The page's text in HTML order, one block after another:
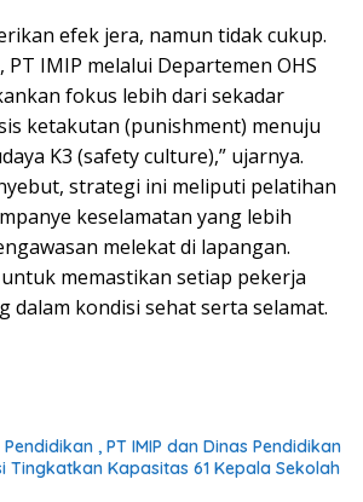
efek jera, namun tidak cukup.
IMIP melalui Departemen OHS
fokus lebih dari sekadar
ketakutan (punishment) menuju
K3 (safety culture),” ujarnya.
strategi ini meliputi pelatihan
keselamatan yang lebih
melekat di lapangan.
memastikan setiap pekerja
dalam kondisi sehat serta selamat.
, PT IMIP dan Dinas Pendidikan
Tingkatkan Kapasitas 61 Kepala Sekolah